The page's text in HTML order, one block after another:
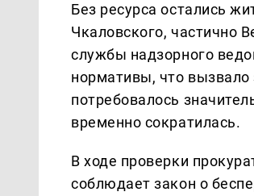
Без ресурса остались
Чкаловского, частично
службы надзорного
нормативы, что
потребовалось
временно сократилась.
В ходе проверки
соблюдает закон о